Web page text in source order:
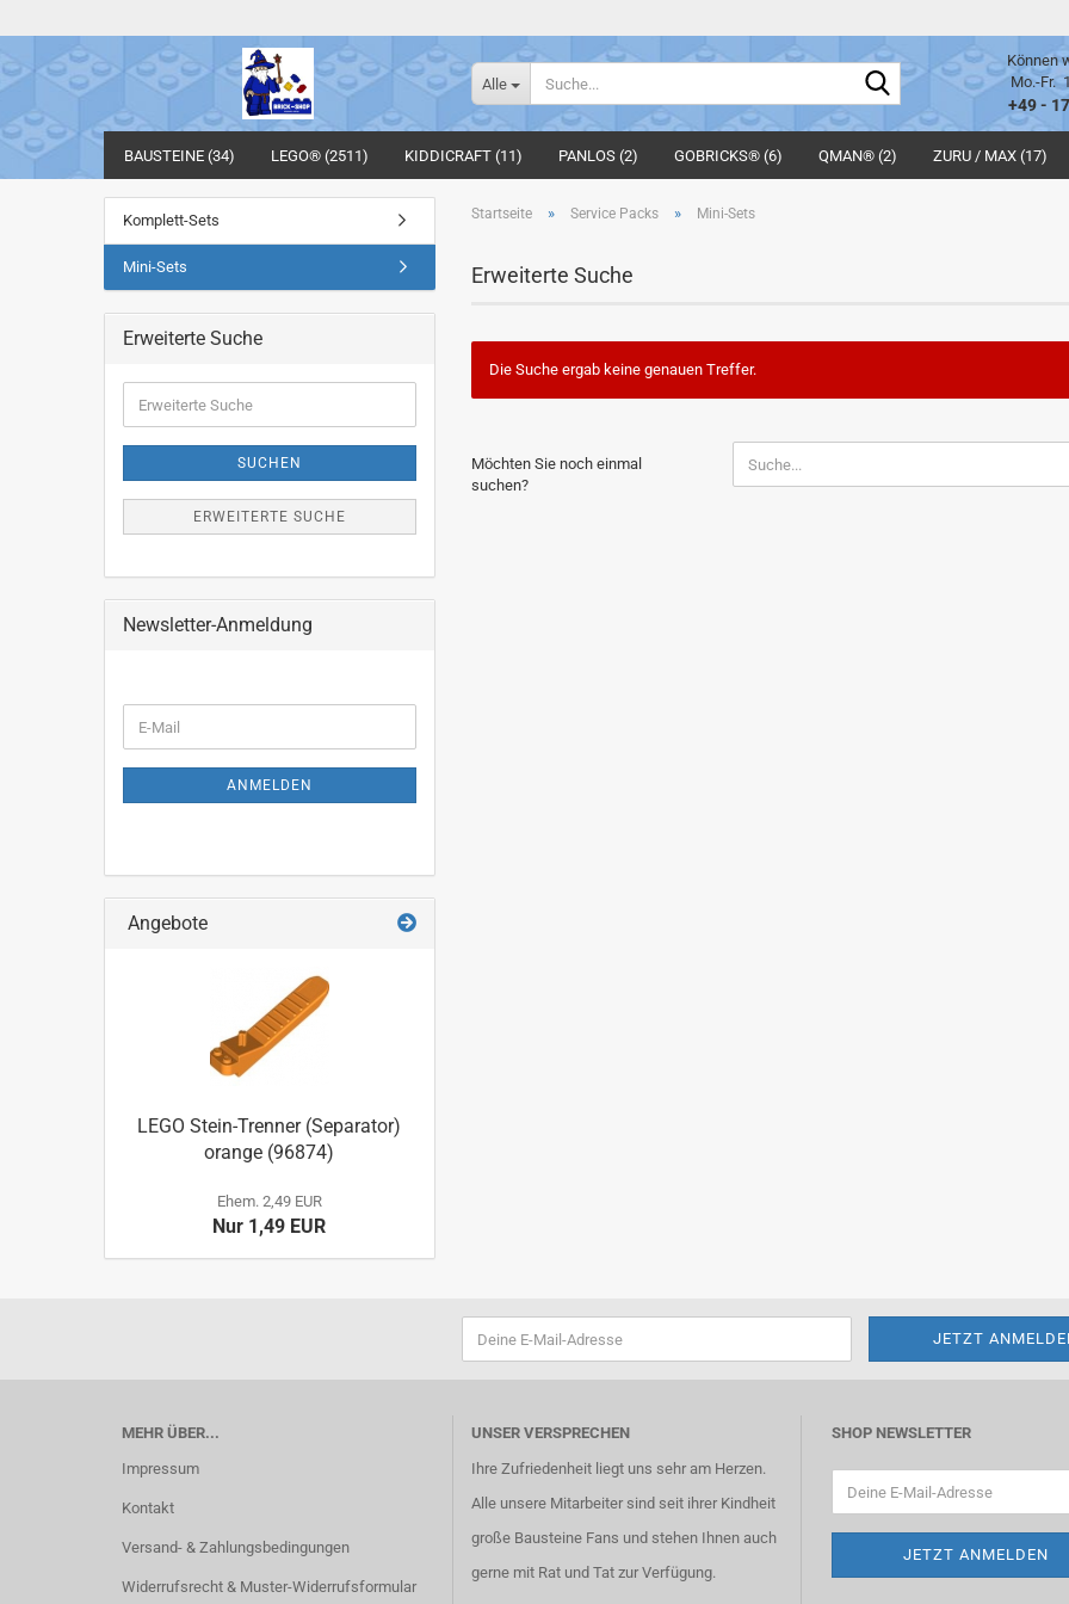
Alle
Suche...
Können
Mo.-Fr.
+49 -
BAUSTEINE (34) LEGO® (2511) KIDDICRAFT (11) PANLOS (2) GOBRICKS® (6) QMAN® (2) ZURU / MAX (17)
Startseite » Service Packs » Mini-Sets
Erweiterte Suche
Die Suche ergab keine genauen Treffer.
SIE
NOCH
Möchten Sie noch einmal
suchen?
Komplett-Sets
Mini-Sets
Erweiterte Suche
Suche
SUCHEN
ERWEITERTE SUCHE
Newsletter-Anmeldung
ZUR
E-
Mail
ANMELDEN
Angebote
LEGO Stein-Trenner (Separator)
orange (96874)
Ehem. 2,49 EUR
Nur 1,49 EUR
MEHR ÜBER...
Impressum
Kontakt
Versand- & Zahlungsbedingungen
Widerrufsrecht & Muster-Widerrufsformular
UNSER VERSPRECHEN
Ihre Zufriedenheit liegt uns sehr am Herzen.
Alle unsere Mitarbeiter sind seit ihrer Kindheit
große Bausteine Fans und stehen Ihnen auch
gerne mit Rat und Tat zur Verfügung.
SHOP NEWSLETTER